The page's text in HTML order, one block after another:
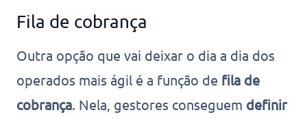
Fila de cobrança
Outra opção que vai deixar o dia a dia dos
operados mais ágil é a função de fila de
cobrança. Nela, gestores conseguem definir